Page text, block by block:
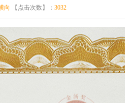
向 【点击次数】： 3032